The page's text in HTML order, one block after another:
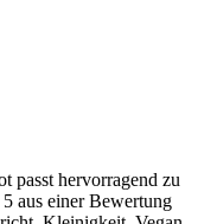
passt hervorragend zu
aus einer Bewertung